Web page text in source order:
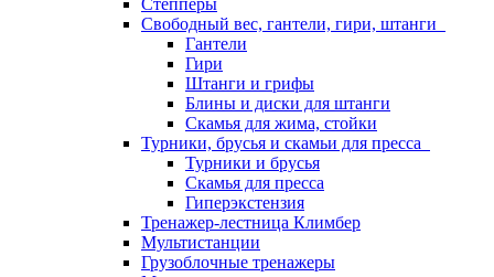
Степперы
Свободный вес, гантели, гири, штанги
Гантели
Гири
Штанги и грифы
Блины и диски для штанги
Скамья для жима, стойки
Турники, брусья и скамьи для пресса
Турники и брусья
Скамья для пресса
Гиперэкстензия
Тренажер-лестница Климбер
Мультистанции
Грузоблочные тренажеры